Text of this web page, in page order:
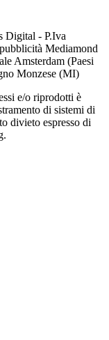
Digital - P.Iva
Mediamond
Amsterdam (Paesi
Monzese (MI)
e/o riprodotti è
di sistemi di
divieto espresso di